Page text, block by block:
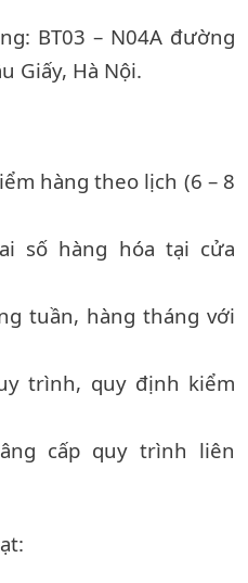
BT03 – N04A đường
Giấy, Hà Nội.
hàng theo lịch (6 – 8
số hàng hóa tại cửa
tuần, hàng tháng với
trình, quy định kiểm
cấp quy trình liên